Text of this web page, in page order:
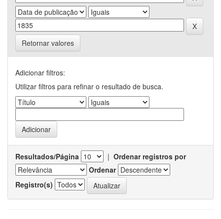
Retornar valores
Adicionar filtros:
Utilizar filtros para refinar o resultado de busca.
Resultados/Página | Ordenar registros por
Ordenar
Registro(s)